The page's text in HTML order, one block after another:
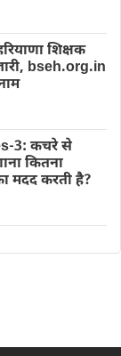
शिक्षक
जारी, bseh.org.in
3: कचरे से
कितना
मदद करती है?